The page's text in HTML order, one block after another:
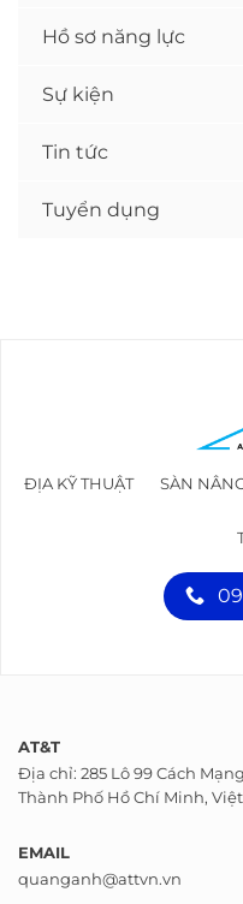
Hồ sơ năng lực
Sự kiện
Tin tức
Tuyển dụng
ĐỊA KỸ THUẬT SÀN
AT&T
Địa chỉ: 285 Lô 99 Cách
Thành Phố Hồ Chí Minh,
EMAIL
quanganh@attvn.vn